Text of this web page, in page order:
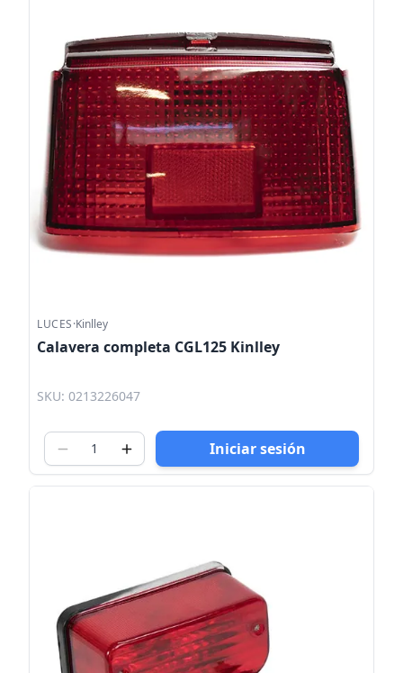
LUCES·Kinlley
Calavera completa CGL125 Kinlley
SKU: 0213226047
Iniciar sesión